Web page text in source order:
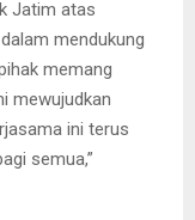
Jatim atas
mendukung
memang
mewujudkan
ini terus
semua,”